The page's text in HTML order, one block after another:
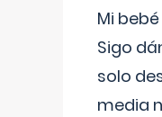
Mi
Sigo
solo
media